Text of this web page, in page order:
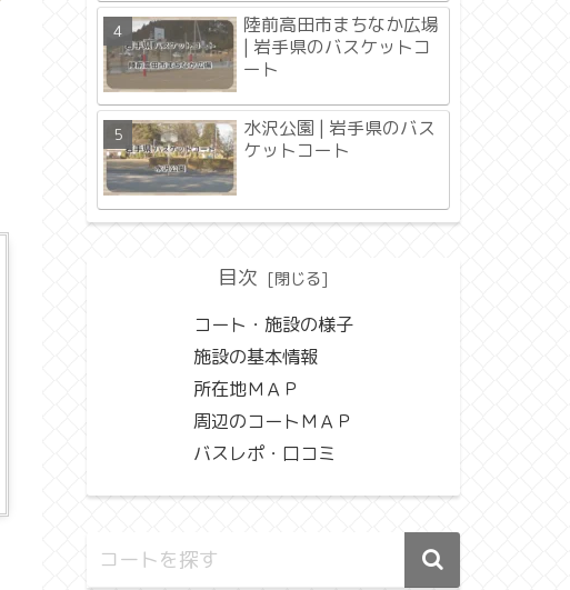
陸前高田市まちなか広場
| 岩手県のバスケットコ
ート
水沢公園 | 岩手県のバス
ケットコート
目次
コート・施設の様子
施設の基本情報
所在地ＭＡＰ
周辺のコートＭＡＰ
バスレポ・口コミ